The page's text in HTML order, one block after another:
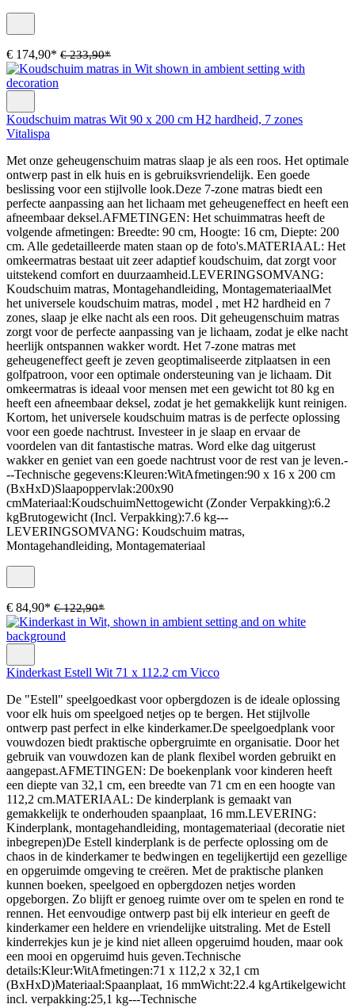
€ 174,90* € 233,90*
Koudschuim matras Wit 90 x 200 cm H2 hardheid, 7 zones
Vitalispa
Met onze geheugenschuim matras slaap je als een roos. Het optimale
ontwerp past in elk huis en is gebruiksvriendelijk. Een goede
beslissing voor een stijlvolle look.Deze 7-zone matras biedt een
perfecte aanpassing aan het lichaam met geheugeneffect en heeft een
afneembaar deksel.AFMETINGEN: Het schuimmatras heeft de
volgende afmetingen: Breedte: 90 cm, Hoogte: 16 cm, Diepte: 200
cm. Alle gedetailleerde maten staan op de foto's.MATERIAAL: Het
omkeermatras bestaat uit zeer adaptief koudschuim, dat zorgt voor
uitstekend comfort en duurzaamheid.LEVERINGSOMVANG:
Koudschuim matras, Montagehandleiding, MontagemateriaalMet
het universele koudschuim matras, model , met H2 hardheid en 7
zones, slaap je elke nacht als een roos. Dit geheugenschuim matras
zorgt voor de perfecte aanpassing van je lichaam, zodat je elke nacht
heerlijk ontspannen wakker wordt. Het 7-zone matras met
geheugeneffect geeft je zeven geoptimaliseerde zitplaatsen in een
golfpatroon, voor een optimale ondersteuning van je lichaam. Dit
omkeermatras is ideaal voor mensen met een gewicht tot 80 kg en
heeft een afneembaar deksel, zodat je het gemakkelijk kunt reinigen.
Kortom, het universele koudschuim matras is de perfecte oplossing
voor een goede nachtrust. Investeer in je slaap en ervaar de
voordelen van dit fantastische matras. Word elke dag uitgerust
wakker en geniet van een goede nachtrust voor de rest van je leven.-
--Technische gegevens:Kleuren:WitAfmetingen:90 x 16 x 200 cm
(BxHxD)Slaapoppervlak:200x90
cmMateriaal:KoudschuimNettogewicht (Zonder Verpakking):6.2
kgBrutogewicht (Incl. Verpakking):7.6 kg---
LEVERINGSOMVANG: Koudschuim matras,
Montagehandleiding, Montagemateriaal
€ 84,90* € 122,90*
Kinderkast Estell Wit 71 x 112.2 cm Vicco
De "Estell" speelgoedkast voor opbergdozen is de ideale oplossing
voor elk huis om speelgoed netjes op te bergen. Het stijlvolle
ontwerp past perfect in elke kinderkamer.De speelgoedplank voor
vouwdozen biedt praktische opbergruimte en organisatie. Door het
gebruik van vouwdozen kan de plank flexibel worden gebruikt en
aangepast.AFMETINGEN: De boekenplank voor kinderen heeft
een diepte van 32,1 cm, een breedte van 71 cm en een hoogte van
112,2 cm.MATERIAAL: De kinderplank is gemaakt van
gemakkelijk te onderhouden spaanplaat, 16 mm.LEVERING:
Kinderplank, montagehandleiding, montagemateriaal (decoratie niet
inbegrepen)De Estell kinderplank is de perfecte oplossing om de
chaos in de kinderkamer te bedwingen en tegelijkertijd een gezellige
en opgeruimde omgeving te creëren. Met de praktische planken
kunnen boeken, speelgoed en opbergdozen netjes worden
opgeborgen. Zo blijft er genoeg ruimte over om te spelen en rond te
rennen. Het eenvoudige ontwerp past bij elk interieur en geeft de
kinderkamer een heldere en vriendelijke uitstraling. Met de Estell
kinderrekjes kun je je kind niet alleen opgeruimd houden, maar ook
een mooi en opgeruimd huis geven.Technische
details:Kleur:WitAfmetingen:71 x 112,2 x 32,1 cm
(BxHxD)Materiaal:Spaanplaat, 16 mmWicht:22.4 kgArtikelgewicht
incl. verpakking:25,1 kg---Technische